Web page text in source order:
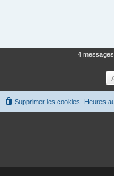
4
Heures
Supprimer les cookies